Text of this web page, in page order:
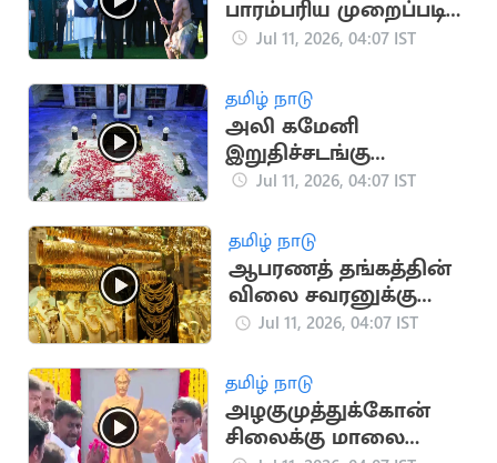
பாரம்பரிய முறைப்படி
வரவேற்ற நியூசிலாந்து
Jul 11, 2026, 04:07 IST
தமிழ் நாடு
அலி கமேனி
இறுதிச்சடங்கு
வீடியோவை
அரசு
Jul 11, 2026, 04:07 IST
தமிழ் நாடு
ஆபரணத் தங்கத்தின்
விலை சவரனுக்கு
ரூ.400 குறைந்தது
Jul 11, 2026, 04:07 IST
தமிழ் நாடு
அழகுமுத்துக்கோன்
சிலைக்கு மாலை